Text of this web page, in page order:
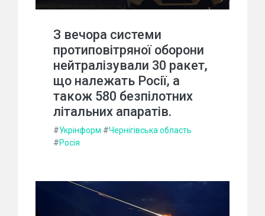
З вечора системи
протиповітряної оборони
нейтралізували 30 ракет,
що належать Росії, а
також 580 безпілотних
літальних апаратів.
#Укрінформ #Чернігівська область
#Росія